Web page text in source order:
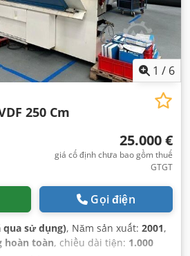
1 / 6
250 Cm
25.000 €
giá cố định chưa bao gồm thuế
GTGT
Gọi điện
sử dụng), Năm sản xuất: 2001,
hoàn toàn, chiều dài tiện: 1.000